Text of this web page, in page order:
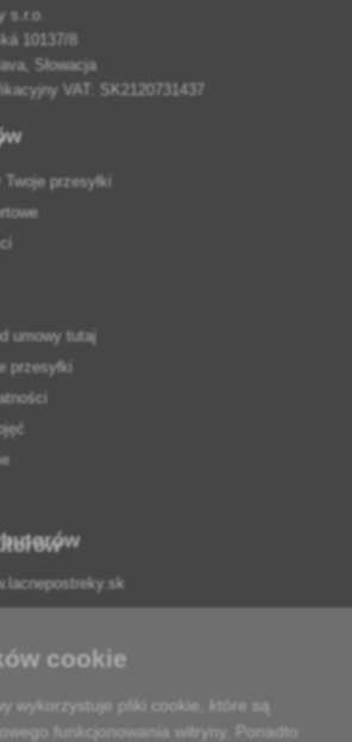
s.r.o.
10137/8
Słowacja
VAT: SK2120731437
przesyłki
umowy tutaj
przesyłki
fachową poradą
cookie
wykorzystuje pliki cookie, które są
funkcjonowania witryny. Ponadto